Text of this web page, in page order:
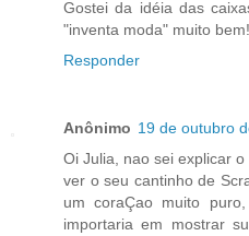
Gostei da idéia das
"inventa moda" muito bem!
Responder
Anônimo 19 de outubro
Oi Julia, nao sei explicar
ver o seu cantinho de
um coraÇao muito
importaria em mostrar